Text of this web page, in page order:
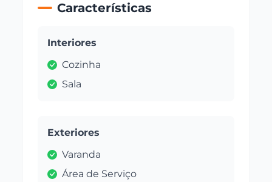
Características
Interiores
Cozinha
Sala
Exteriores
Varanda
Área de Serviço